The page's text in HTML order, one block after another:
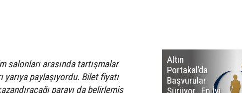
salonları arasında tartışmalar
yarıya paylaşıyordu. Bilet fiyatı
parayı da belirlemiş
Altın
Portakal’da
Başvurular